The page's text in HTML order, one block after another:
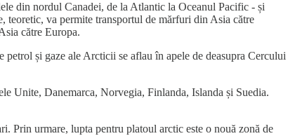
din nordul Canadei, de la Atlantic la Oceanul Pacific - și
teoretic, va permite transportul de mărfuri din Asia către
către Europa.
și gaze ale Arcticii se aflau în apele de deasupra Cercului
Unite, Danemarca, Norvegia, Finlanda, Islanda și Suedia.
Prin urmare, lupta pentru platoul arctic este o nouă zonă de